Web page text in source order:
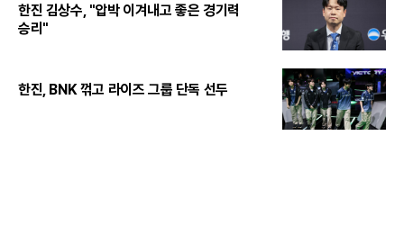
한진 김상수, "압박 이겨내고 좋은 경기력
승리"
한진, BNK 꺾고 라이즈 그룹 단독 선두